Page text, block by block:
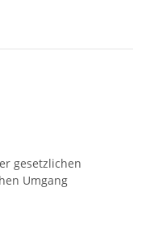
gesetzlichen
Umgang